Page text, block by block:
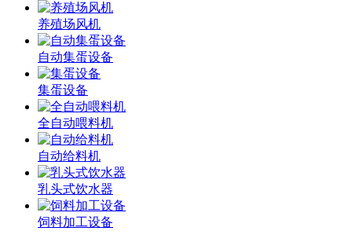
养殖场风机
自动集蛋设备
集蛋设备
全自动喂料机
自动给料机
乳头式饮水器
饲料加工设备